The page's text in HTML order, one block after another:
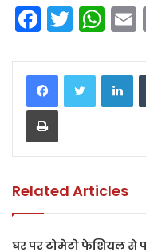
F
c
e
b
o
k
T
itt
er
W
a
ts
p
l
Print
Related Articles
घर पर टोमेटो फेशियल से